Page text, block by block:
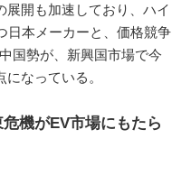
展開も加速しており、ハイ
日本メーカーと、価格競争
国勢が、新興国市場で今
なっている。
機がEV市場にもたら